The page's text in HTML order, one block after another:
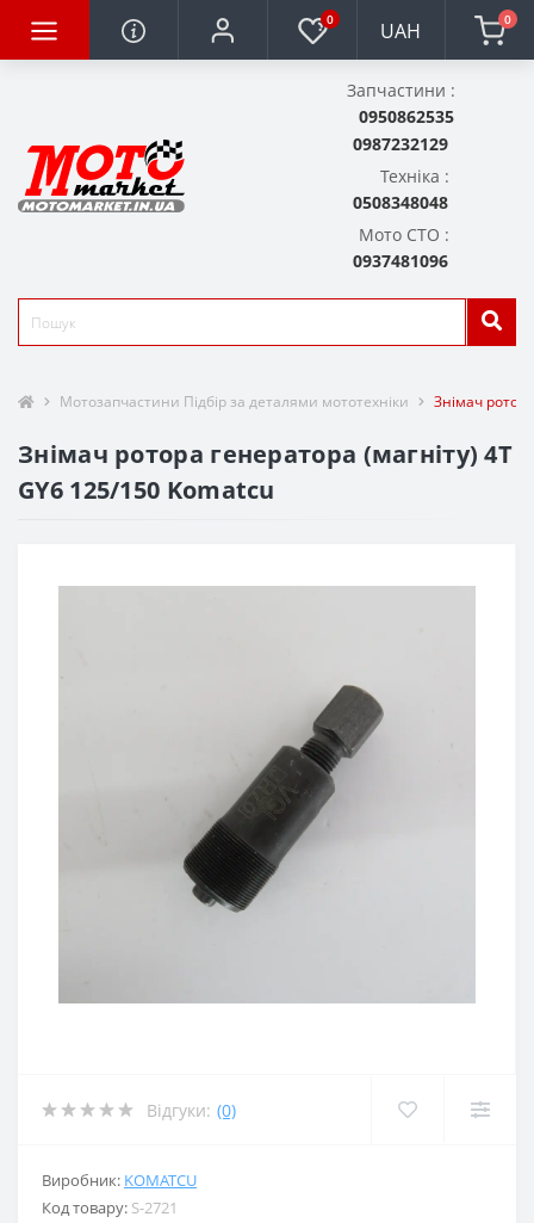
0 UAH 0
Запчастини :
0950862535
0987232129
Техніка :
0508348048
Мото СТО :
0937481096
Мотозапчастини Підбір за деталями мототехніки Знімач
Знімач ротора генератора (магніту) 4T
GY6 125/150 Komatcu
Відгуки: (0)
Виробник: KOMATCU
Код товару: S-2721